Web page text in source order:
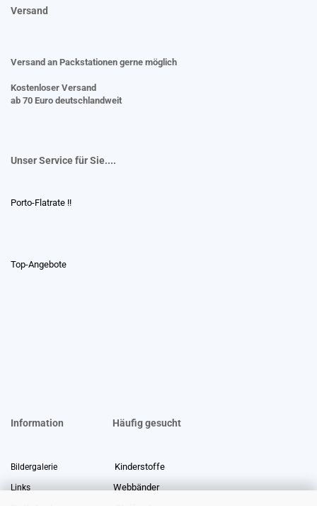
Versand
Versand an Packstationen gerne möglich
Kostenloser Versand
ab 70 Euro deutschlandweit
Unser Service für Sie....
Porto-Flatrate !!
Top-Angebote
Information Häufig gesucht
Bildergalerie Kinderstoffe
Links Webbänder